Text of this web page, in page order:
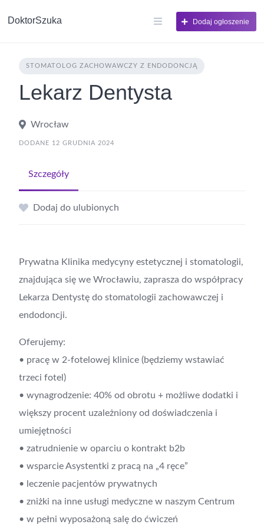
DoktorSzuka Dodaj ogłoszenie
STOMATOLOG ZACHOWAWCZY Z ENDODONCJĄ
Lekarz Dentysta
Wrocław
DODANE 12 GRUDNIA 2024
Szczegóły
Dodaj do ulubionych
Prywatna Klinika medycyny estetycznej i stomatologii,
znajdująca się we Wrocławiu, zaprasza do współpracy
Lekarza Dentystę do stomatologii zachowawczej i
endodoncji.
Oferujemy:
• pracę w 2-fotelowej klinice (będziemy wstawiać
trzeci fotel)
• wynagrodzenie: 40% od obrotu + możliwe dodatki i
większy procent uzależniony od doświadczenia i
umiejętności
• zatrudnienie w oparciu o kontrakt b2b
• wsparcie Asystentki z pracą na „4 ręce”
• leczenie pacjentów prywatnych
• zniżki na inne usługi medyczne w naszym Centrum
• w pełni wyposażoną salę do ćwiczeń